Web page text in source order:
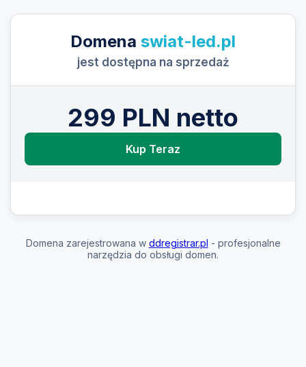
Domena swiat-led.pl
jest dostępna na sprzedaż
299 PLN netto
Kup Teraz
Domena zarejestrowana w ddregistrar.pl - profesjonalne
narzędzia do obsługi domen.